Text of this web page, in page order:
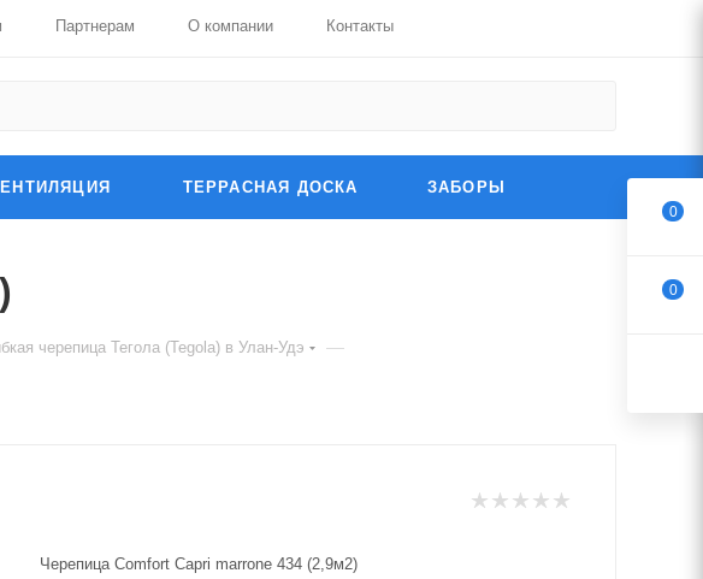
Партнерам О компании Контакты
ТЕРРАСНАЯ ДОСКА ЗАБОРЫ
черепица Тегола (Tegola) в Улан-Удэ —
Черепица Comfort Capri marrone 434 (2,9м2)
0
0